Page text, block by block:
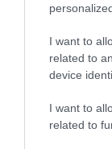
I want to
related to
device
I want to
related to
ΡΟΗ
Το
από την ΕΕ
Gaming Police”
ενισχύει την
των παιδιών
διαδίκτυο
31.07.2026